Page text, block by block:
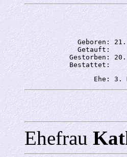
Geboren:
             Getauft:
Gestorben:
Ehefrau